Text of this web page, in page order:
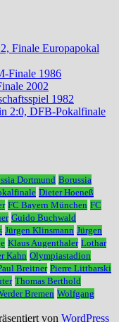
Finale Europapokal
Finale 1986
2002
1982
2:0, DFB-Pokalfinale
Dortmund Borussia
Dieter Hoeneß
FC Bayern München FC
Guido Buchwald
Jürgen Klinsmann Jürgen
Klaus Augenthaler Lothar
Kahn Olympiastadion
Breitner Pierre Littbarski
Thomas Berthold
Bremen Wolfgang
von WordPress